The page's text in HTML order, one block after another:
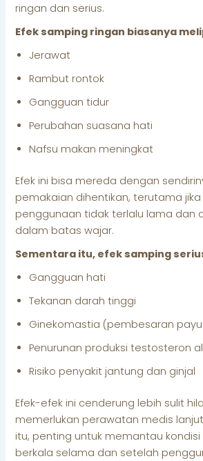
ringan dan serius.
Efek samping ringan biasanya
Jerawat
Rambut rontok
Gangguan tidur
Perubahan suasana hati
Nafsu makan meningkat
Efek ini bisa mereda dengan
pemakaian dihentikan, terutama jika
penggunaan tidak terlalu lama dan
dalam batas wajar.
Sementara itu, efek samping
Gangguan hati
Tekanan darah tinggi
Ginekomastia (pembesaran
Penurunan produksi testosteron
Risiko penyakit jantung dan ginjal
Efek-efek ini cenderung lebih sulit
memerlukan perawatan medis
itu, penting untuk memantau
berkala selama dan setelah